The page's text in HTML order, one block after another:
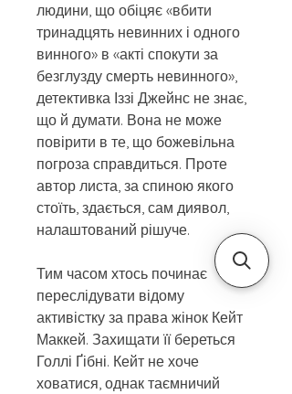
людини, що обіцяє «вбити
тринадцять невинних і одного
винного» в «акті спокути за
безглузду смерть невинного»,
детективка Іззі Джейнс не знає,
що й думати. Вона не може
повірити в те, що божевільна
погроза справдиться. Проте
автор листа, за спиною якого
стоїть, здається, сам диявол,
налаштований рішуче.
Тим часом хтось починає
переслідувати відому
активістку за права жінок Кейт
Маккей. Захищати її береться
Голлі Ґібні. Кейт не хоче
ховатися, однак таємничий